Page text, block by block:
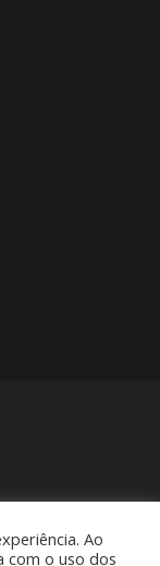
Ao
com o uso dos